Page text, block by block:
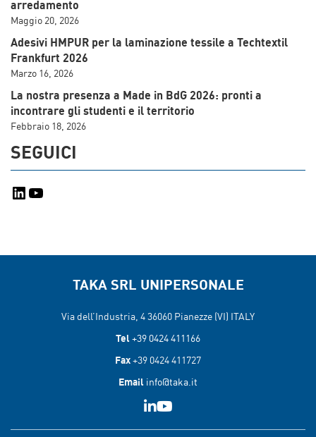
arredamento
Maggio 20, 2026
Adesivi HMPUR per la laminazione tessile a Techtextil
Frankfurt 2026
Marzo 16, 2026
La nostra presenza a Made in BdG 2026: pronti a
incontrare gli studenti e il territorio
Febbraio 18, 2026
SEGUICI
LinkedIn
YouTube
TAKA SRL UNIPERSONALE
Via dell’Industria, 4 36060 Pianezze (VI) ITALY
Tel +39 0424 411166
Fax +39 0424 411727
Email info@taka.it